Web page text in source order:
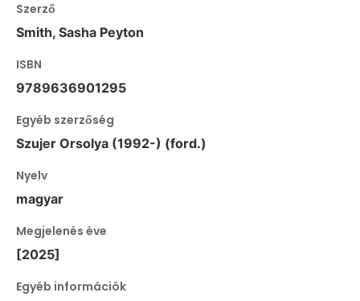
Szerző
Smith, Sasha Peyton
ISBN
9789636901295
Egyéb szerzőség
Szujer Orsolya (1992-) (ford.)
Nyelv
magyar
Megjelenés éve
[2025]
Egyéb információk